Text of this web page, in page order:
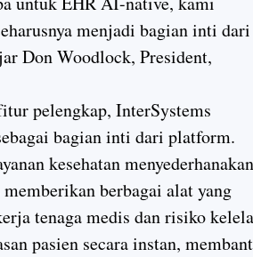
menjadi bagian inti dari
Don Woodlock, President,
pelengkap, InterSystems
bagian inti dari platform.
kesehatan
berbagai alat yang
tenaga medis dan risiko
pasien secara instan,